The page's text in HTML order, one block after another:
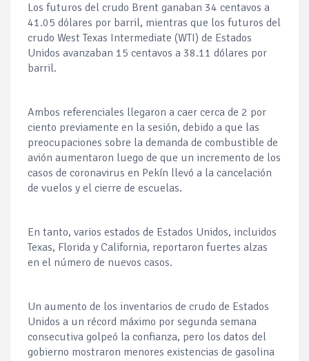
Los futuros del crudo Brent ganaban 34 centavos a
41.05 dólares por barril, mientras que los futuros del
crudo West Texas Intermediate (WTI) de Estados
Unidos avanzaban 15 centavos a 38.11 dólares por
barril.
Ambos referenciales llegaron a caer cerca de 2 por
ciento previamente en la sesión, debido a que las
preocupaciones sobre la demanda de combustible de
avión aumentaron luego de que un incremento de los
casos de coronavirus en Pekín llevó a la cancelación
de vuelos y el cierre de escuelas.
En tanto, varios estados de Estados Unidos, incluidos
Texas, Florida y California, reportaron fuertes alzas
en el número de nuevos casos.
Un aumento de los inventarios de crudo de Estados
Unidos a un récord máximo por segunda semana
consecutiva golpeó la confianza, pero los datos del
gobierno mostraron menores existencias de gasolina